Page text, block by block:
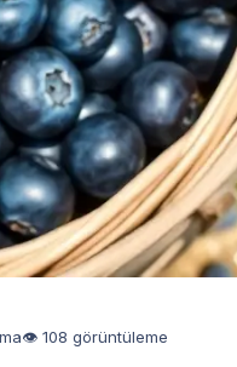
👁 108 görüntüleme